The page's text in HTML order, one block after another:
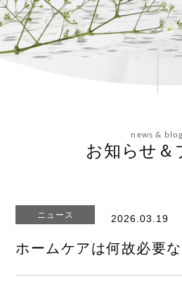
お取扱サロ
お知らせ・ブ
会社概要
お問い合わ
news & blog
お知らせ＆
ニュース 2026.03.19
ホームケアは何故必要な